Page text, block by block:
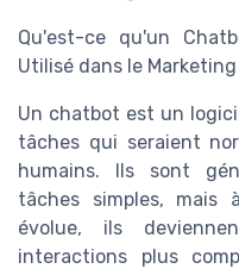
Qu'est-ce qu'un
Utilisé dans le Marketing
Un chatbot est un
tâches qui seraient
humains. Ils sont
tâches simples, mais
évolue, ils
interactions plus